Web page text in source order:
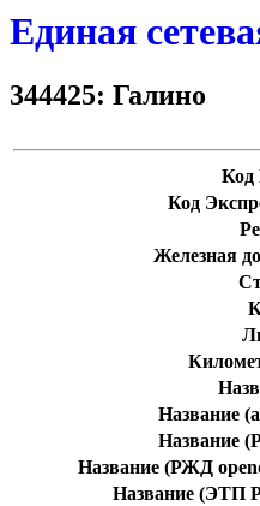
Единая
344425: Галино
Код
Железная
Название
Название
Название (РЖД
Название (ЭТП